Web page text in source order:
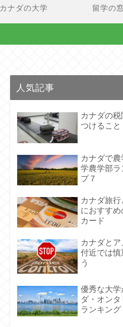
カナダの大学 留学の
人気記事
カナダの
つけること
カナダで
学農学部ラ
プ７
カナダ旅
におすす
カード
カナダと
付近では慎
う
優秀な大学
ダ・オン
ランキング